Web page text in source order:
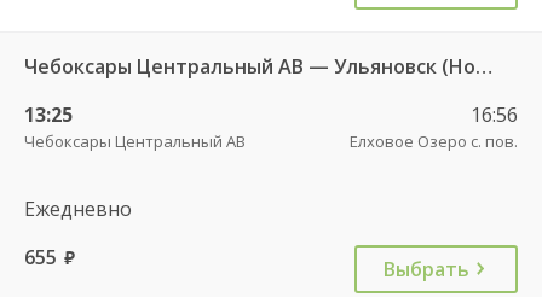
Чебоксары Центральный АВ — Ульяновск (Новый город) ч/з Яльчики с. ДКП 7914
13:25
Чебоксары Центральный АВ
16:56
Елховое Озеро с. пов.
Ежедневно
655 руб. Выбрать